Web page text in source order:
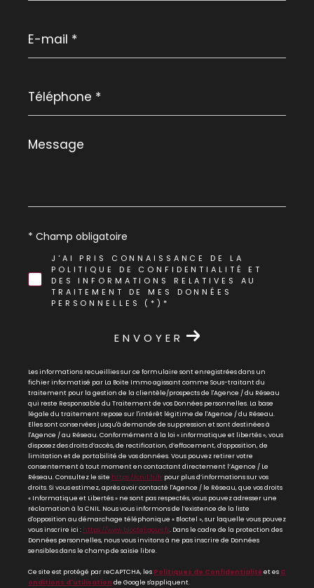
mail
*
*
Message
*
J'AI PRIS CONNAISSANCE DE LA
POLITIQUE DE CONFIDENTIALITÉ ET
DES INFORMATIONS RELATIVES AU
TRAITEMENT DE MES DONNÉES
PERSONNELLES (*)*
* Champ obligatoire
ENVOYER
Les informations recueillies sur ce formulaire sont enregistrées dans un
fichier informatisé par La Boite Immo agissant comme Sous-traitant du
traitement pour la gestion de la clientèle/prospects de l'Agence / du Réseau
qui reste Responsable du Traitement de vos Données personnelles. La base
légale du traitement repose sur l'intérêt légitime de l'Agence / du Réseau.
Elles sont conservées jusqu'à demande de suppression et sont destinées à
l'Agence / au Réseau. Conformément à la loi « informatique et libertés », vous
disposez des droits d’accès, de rectification, d’effacement, d’opposition, de
limitation et de portabilité de vos données. Vous pouvez retirer votre
consentement à tout moment en contactant directement l’Agence / Le
Réseau. Consultez le site https://cnil.fr/fr pour plus d’informations sur vos
droits. Si vous estimez, après avoir contacté l'Agence / le Réseau, que vos droits
« Informatique et Libertés » ne sont pas respectés, vous pouvez adresser une
réclamation à la CNIL. Nous vous informons de l’existence de la liste
d'opposition au démarchage téléphonique « Bloctel », sur laquelle vous pouvez
vous inscrire ici : https://www.bloctel.gouv.fr. Dans le cadre de la protection des
Données personnelles, nous vous invitons à ne pas inscrire de Données
sensibles dans le champ de saisie libre.
Ce site est protégé par reCAPTCHA, les Politiques de Confidentialitéet es C
onditions d'utilisation de Google s'appliquent.